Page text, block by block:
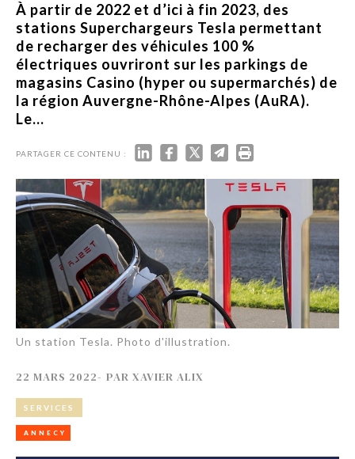
À partir de 2022 et d’ici à fin 2023, des
stations Superchargeurs Tesla permettant
de recharger des véhicules 100 %
électriques ouvriront sur les parkings de
magasins Casino (hyper ou supermarchés) de
la région Auvergne-Rhône-Alpes (AuRA).
Le...
PARTAGER CE CONTENU :
Un station Tesla. Photo d'illustration.
22 MARS 2022- PAR XAVIER ALIX
SERVICES
ANNECY